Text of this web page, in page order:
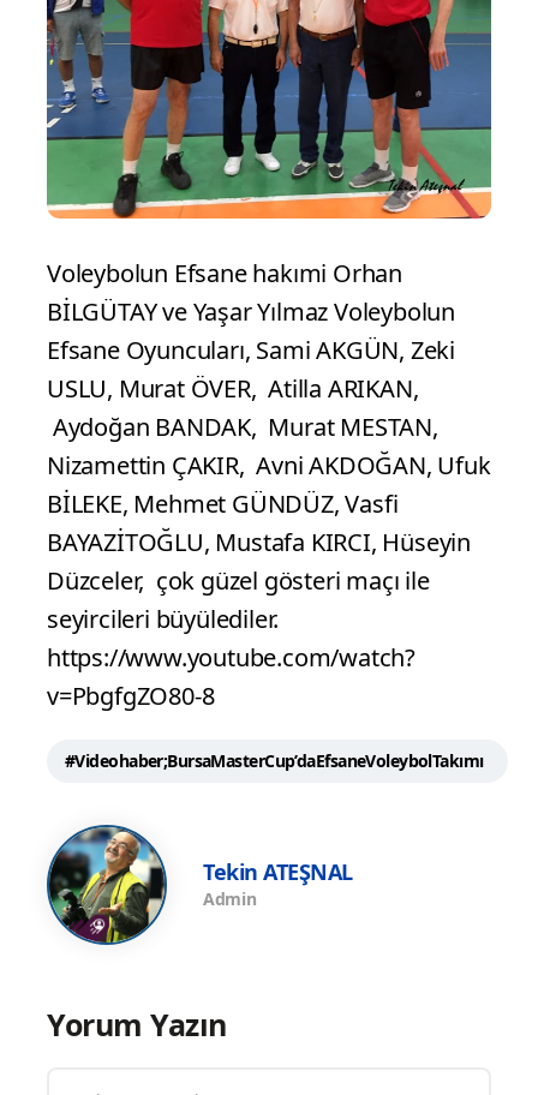
Voleybolun Efsane hakımi Orhan
BİLGÜTAY ve Yaşar Yılmaz Voleybolun
Efsane Oyuncuları, Sami AKGÜN, Zeki
USLU, Murat ÖVER, Atilla ARIKAN,
Aydoğan BANDAK, Murat MESTAN,
Nizamettin ÇAKIR, Avni AKDOĞAN, Ufuk
BİLEKE, Mehmet GÜNDÜZ, Vasfi
BAYAZİTOĞLU, Mustafa KIRCI, Hüseyin
Düzceler, çok güzel gösteri maçı ile
seyircileri büyülediler.
https://www.youtube.com/watch?
v=PbgfgZO80-8
#Videohaber;BursaMasterCup’daEfsaneVoleybolTakımı
Tekin ATEŞNAL
Admin
Yorum Yazın